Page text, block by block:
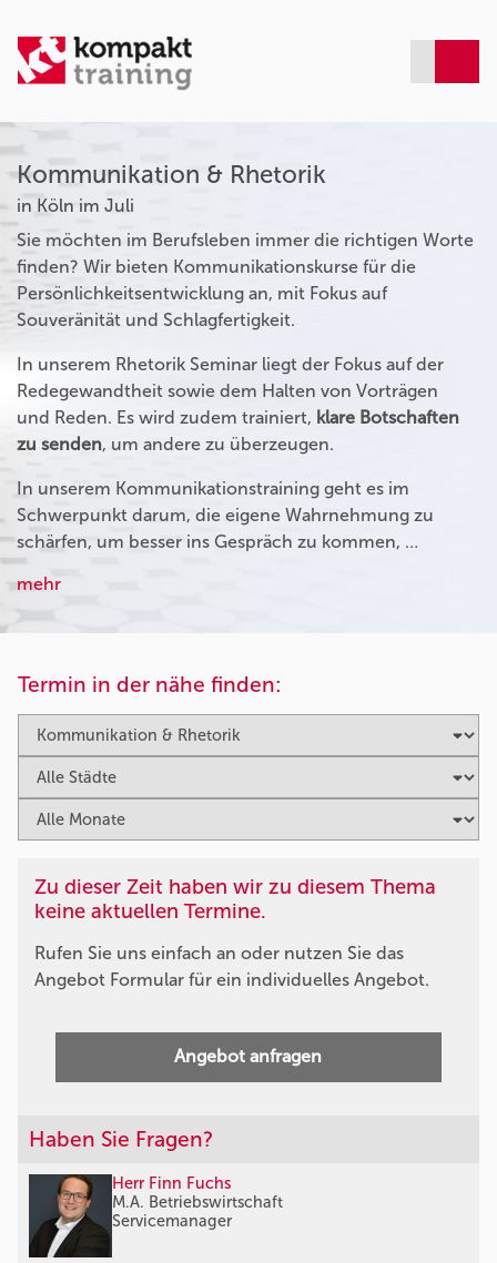
Kommunikation & Rhetorik
in Köln im Juli
Sie möchten im Berufsleben immer die richtigen Worte
finden? Wir bieten Kommunikationskurse für die
Persönlichkeitsentwicklung an, mit Fokus auf
Souveränität und Schlagfertigkeit.
In unserem Rhetorik Seminar liegt der Fokus auf der
Redegewandtheit sowie dem Halten von Vorträgen
und Reden. Es wird zudem trainiert, klare Botschaften
zu senden, um andere zu überzeugen.
In unserem Kommunikationstraining geht es im
Schwerpunkt darum, die eigene Wahrnehmung zu
schärfen, um besser ins Gespräch zu kommen, …
mehr
Termin in der nähe finden:
Zu dieser Zeit haben wir zu diesem Thema
keine aktuellen Termine.
Rufen Sie uns einfach an oder nutzen Sie das
Angebot Formular für ein individuelles Angebot.
Angebot anfragen
Haben Sie Fragen?
Herr Finn Fuchs
M.A. Betriebswirtschaft
Servicemanager